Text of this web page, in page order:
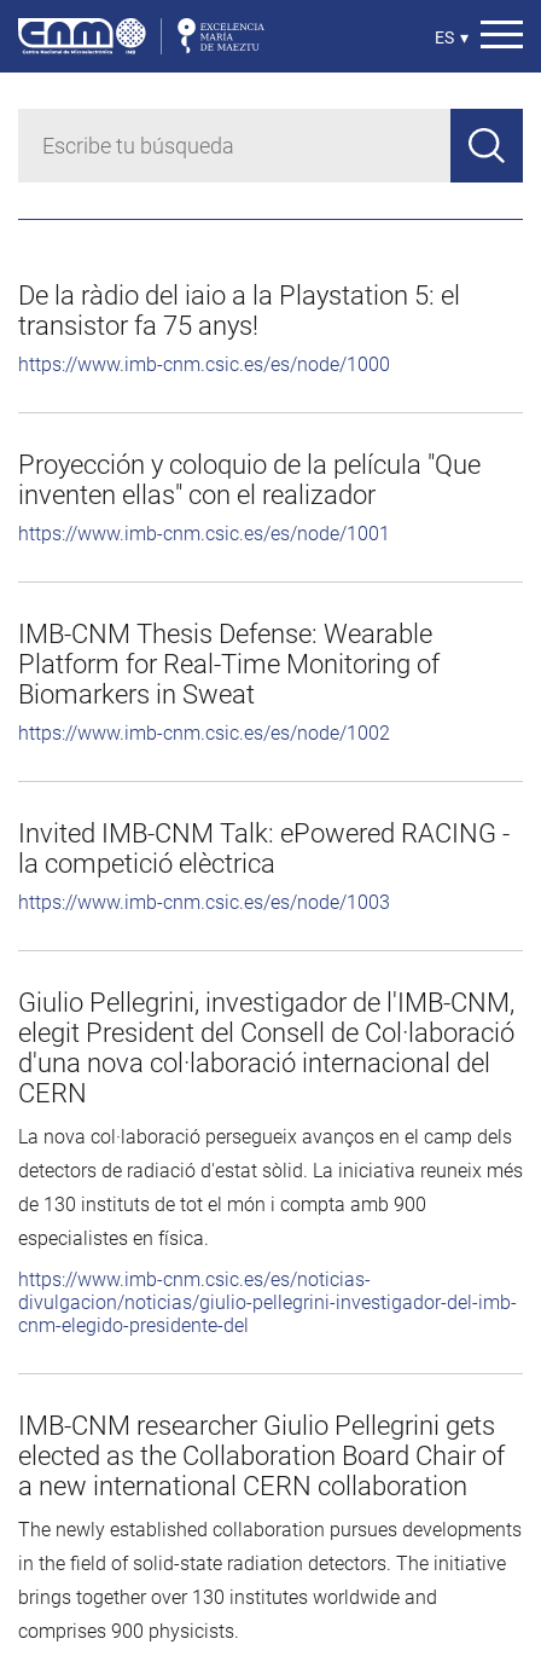
contenido
principal
Select
ES ▾
De la ràdio del iaio a la Playstation 5: el
transistor fa 75 anys!
https://www.imb-cnm.csic.es/es/node/1000
Proyección y coloquio de la película "Que
inventen ellas" con el realizador
https://www.imb-cnm.csic.es/es/node/1001
IMB-CNM Thesis Defense: Wearable
Platform for Real-Time Monitoring of
Biomarkers in Sweat
https://www.imb-cnm.csic.es/es/node/1002
Invited IMB-CNM Talk: ePowered RACING -
la competició elèctrica
https://www.imb-cnm.csic.es/es/node/1003
Giulio Pellegrini, investigador de l'IMB-CNM,
elegit President del Consell de Col·laboració
d'una nova col·laboració internacional del
CERN
La nova col·laboració persegueix avanços en el camp dels
detectors de radiació d'estat sòlid. La iniciativa reuneix més
de 130 instituts de tot el món i compta amb 900
especialistes en física.
https://www.imb-cnm.csic.es/es/noticias-
divulgacion/noticias/giulio-pellegrini-investigador-del-imb-
cnm-elegido-presidente-del
IMB-CNM researcher Giulio Pellegrini gets
elected as the Collaboration Board Chair of
a new international CERN collaboration
The newly established collaboration pursues developments
in the field of solid-state radiation detectors. The initiative
brings together over 130 institutes worldwide and
comprises 900 physicists.